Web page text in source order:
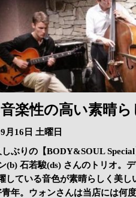
楽性の高い素晴
月16日 土曜日
ぶりの【BODY&SOUL
(b) 石若駿(ds) さんのトリオ。
している音色が素晴らしく美
青年。ウォンさんは当店には何